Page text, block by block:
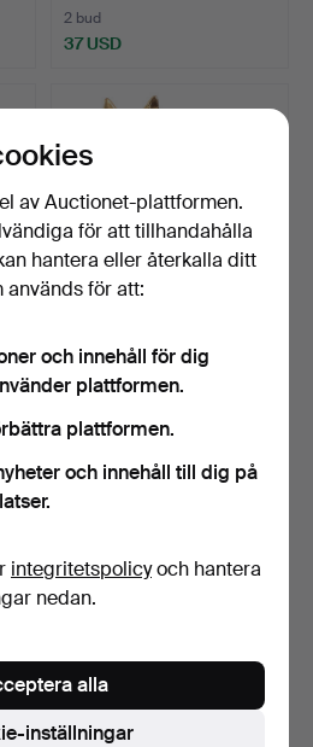
2 bud
37 USD
ALDO LONDI. Figurin, Katt,
Klubbades 25 jul 2026
7 bud
av Auctionet-plattformen.
för att tillhandahålla
hantera eller återkalla ditt
används för att:
och innehåll för dig
plattformen.
plattformen.
och innehåll till dig på
integritetspolicyoch hantera
nedan.
inställningar
alla